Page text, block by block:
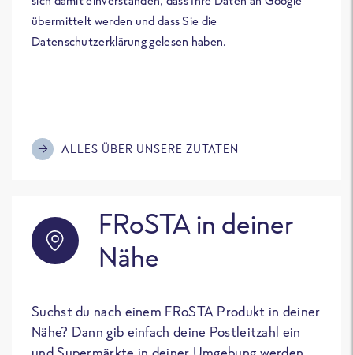
übermittelt werden und dass Sie die
Datenschutzerklärung gelesen haben.
ALLES ÜBER UNSERE ZUTATEN
FRoSTA in deiner
Nähe
Suchst du nach einem FRoSTA Produkt in deiner
Nähe? Dann gib einfach deine Postleitzahl ein